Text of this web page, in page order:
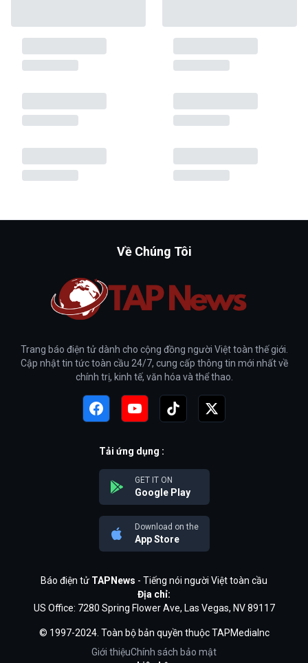
Về Chúng Tôi
Trang báo điện tử dành cho cộng đồng người Việt toàn thế giới.
Cập nhật tin tức toàn cầu 24/7, cung cấp thông tin mới nhất về
chính trị, kinh tế, văn hóa và thể thao.
Tải ứng dụng :
GET IT ON
Google Play
Download on the
App Store
Báo điện tử TAPNews - Tiếng nói người Việt toàn cầu
Địa chỉ:
US Office: 7280 Spring Flower Ave, Las Vegas, NV 89117
© 1997-2024. Toàn bộ bản quyền thuộc TAPMediaInc
Giới thiệuChính sách bảo mật